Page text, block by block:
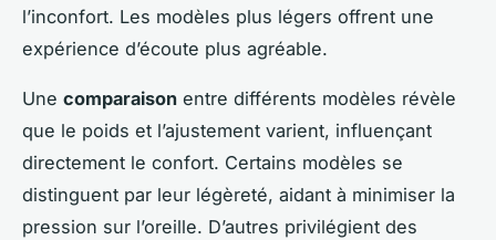
l’inconfort. Les modèles plus légers offrent une
expérience d’écoute plus agréable.
Une comparaison entre différents modèles révèle
que le poids et l’ajustement varient, influençant
directement le confort. Certains modèles se
distinguent par leur légèreté, aidant à minimiser la
pression sur l’oreille. D’autres privilégient des